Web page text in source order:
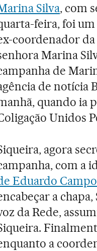
Silva, com
feira, foi
coordenador da
Marina
de
de notícia
quando ia
Unidos
agora
com a
Eduardo
a
da Rede,
a